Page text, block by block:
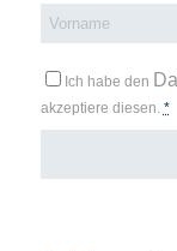
Ich habe den
akzeptiere diesen. *